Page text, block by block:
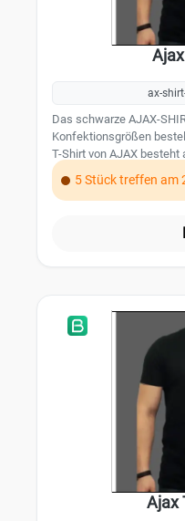
ax-
Das schwarze AJAX-
Konfektionsgrößen
T-Shirt von AJAX besteht
Brustbereich ist ein
dargestellt.Das AJAX-
AJAX-Shirts mit
werden, sind diese vom
5 Stück treffen am
Ajax